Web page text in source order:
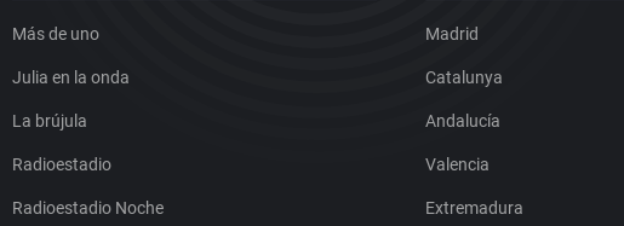
Más de uno
Julia en la onda
La brújula
Radioestadio
Radioestadio Noche
Madrid
Catalunya
Andalucía
Valencia
Extremadura